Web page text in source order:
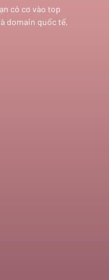
có cơ vào top
domain quốc tế,